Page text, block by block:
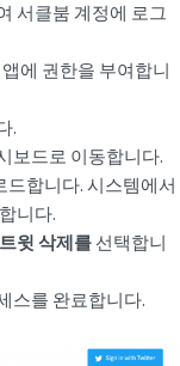
서클붐 계정에 로그
에 권한을 부여합니
.
보드로 이동합니다.
합니다. 시스템에서
니다.
윗 삭제를 선택합니
스를 완료합니다.